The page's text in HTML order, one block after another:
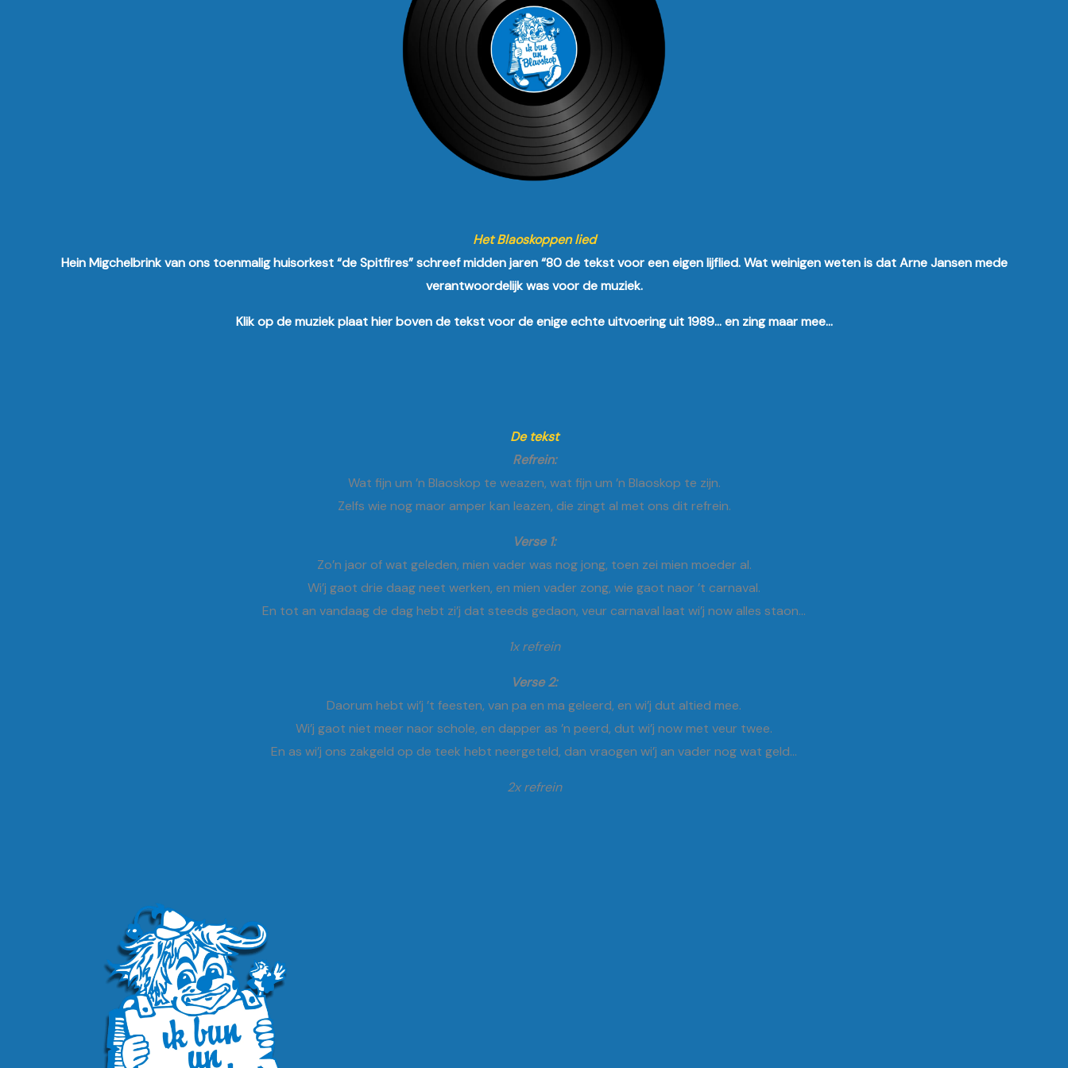
Het Blaoskoppen lied
Hein Migchelbrink van ons toenmalig huisorkest “de Spitfires” schreef midden jaren “80 de tekst voor een eigen lijflied. Wat weinigen weten is dat Arne Jansen mede
verantwoordelijk was voor de muziek.
Klik op de muziek plaat hier boven de tekst voor de enige echte uitvoering uit 1989… en zing maar mee…
De tekst
Refrein:
Wat fijn um ’n Blaoskop te weazen, wat fijn um ’n Blaoskop te zijn.
Zelfs wie nog maor amper kan leazen, die zingt al met ons dit refrein.
Verse 1:
Zo’n jaor of wat geleden, mien vader was nog jong, toen zei mien moeder al.
Wi’j gaot drie daag neet werken, en mien vader zong, wie gaot naor ’t carnaval.
En tot an vandaag de dag hebt zi’j dat steeds gedaon, veur carnaval laat wi’j now alles staon…
1x refrein
Verse 2:
Daorum hebt wi’j ’t feesten, van pa en ma geleerd, en wi’j dut altied mee.
Wi’j gaot niet meer naor schole, en dapper as ’n peerd, dut wi’j now met veur twee.
En as wi’j ons zakgeld op de teek hebt neergeteld, dan vraogen wi’j an vader nog wat geld…
2x refrein